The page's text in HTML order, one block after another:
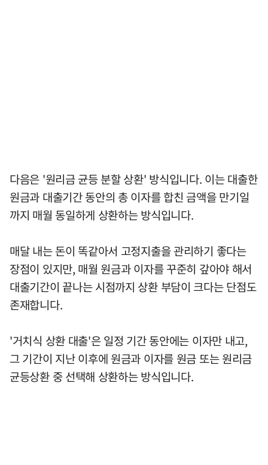
다음은 '원리금 균등 분할 상환' 방식입니다. 이는 대출한
원금과 대출기간 동안의 총 이자를 합친 금액을 만기일
까지 매월 동일하게 상환하는 방식입니다.
매달 내는 돈이 똑같아서 고정지출을 관리하기 좋다는
장점이 있지만, 매월 원금과 이자를 꾸준히 갚아야 해서
대출기간이 끝나는 시점까지 상환 부담이 크다는 단점도
존재합니다.
'거치식 상환 대출'은 일정 기간 동안에는 이자만 내고,
그 기간이 지난 이후에 원금과 이자를 원금 또는 원리금
균등상환 중 선택해 상환하는 방식입니다.